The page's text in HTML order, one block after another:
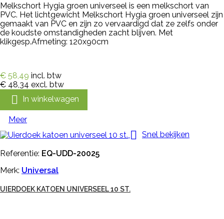
Melkschort Hygia groen universeel is een melkschort van
PVC. Het lichtgewicht Melkschort Hygia groen universeel zijn
gemaakt van PVC en zijn zo vervaardigd dat ze zelfs onder
de koudste omstandigheden zacht blijven. Met
klikgesp.Afmeting: 120x90cm
€ 58,49 incl. btw
€ 48,34 excl. btw
 In winkelwagen
Meer
 Snel bekijken
Referentie: EQ-UDD-20025
Merk: Universal
UIERDOEK KATOEN UNIVERSEEL 10 ST.